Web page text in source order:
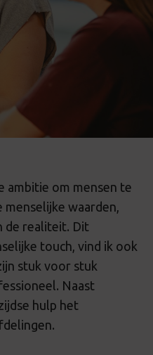
ambitie om mensen te
menselijke waarden,
de realiteit. Dit
touch, vind ik ook
stuk voor stuk
Naast
hulp het